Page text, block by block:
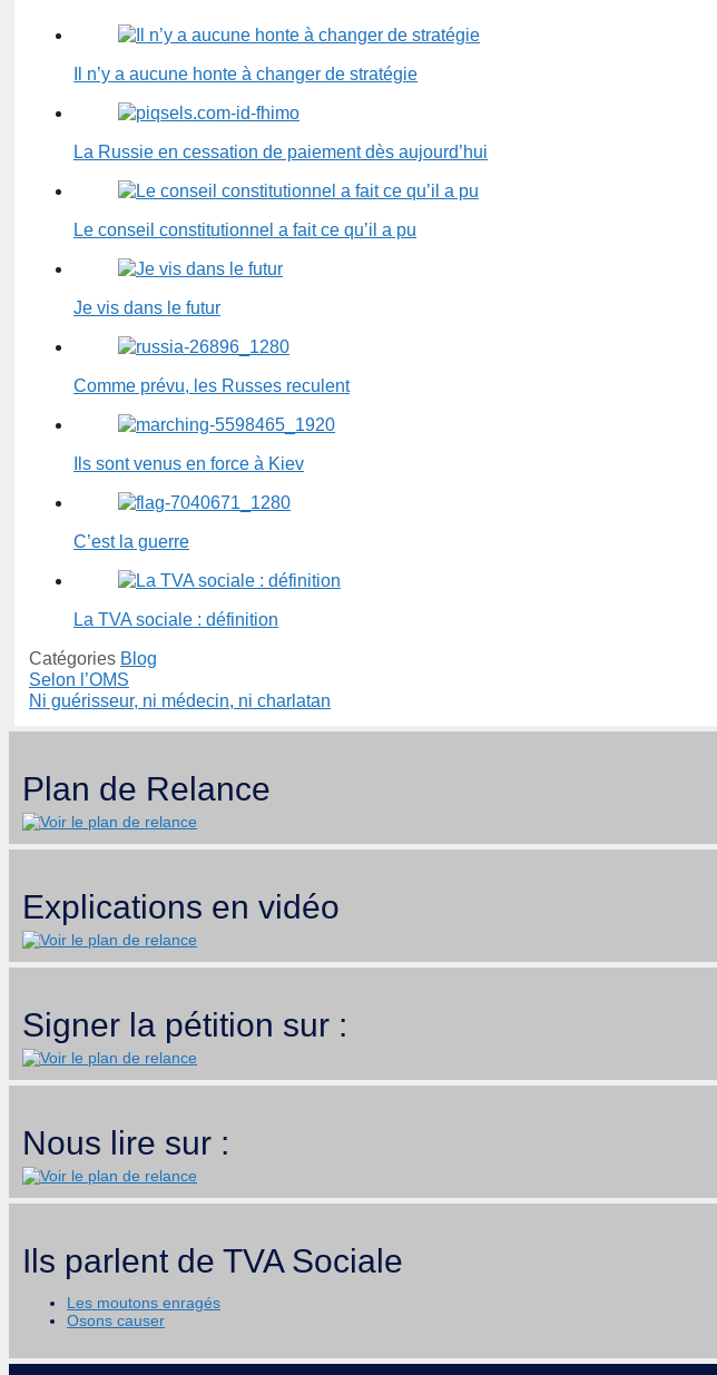
Il n’y a aucune honte à changer de stratégie
La Russie en cessation de paiement dès aujourd’hui
Le conseil constitutionnel a fait ce qu’il a pu
Je vis dans le futur
Comme prévu, les Russes reculent
Ils sont venus en force à Kiev
C’est la guerre
La TVA sociale : définition
Catégories Blog
Selon l’OMS
Ni guérisseur, ni médecin, ni charlatan
Plan de Relance
Explications en vidéo
Signer la pétition sur :
Nous lire sur :
Ils parlent de TVA Sociale
Les moutons enragés
Osons causer